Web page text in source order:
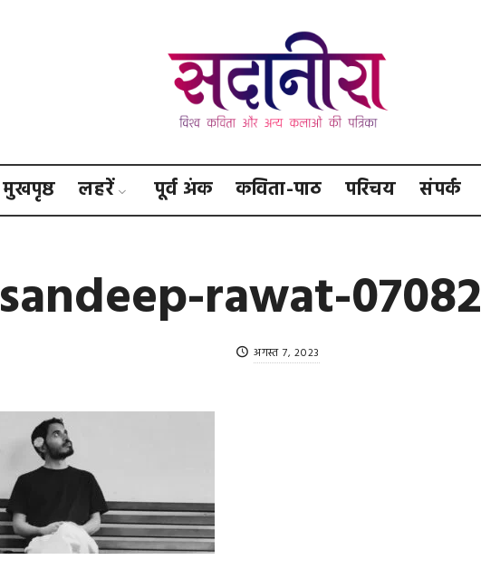
मुखपृष्ठ लहरें पूर्व अंक कविता-पाठ परिचय संपर्क
sandeep-rawat-
अगस्त 7, 2023